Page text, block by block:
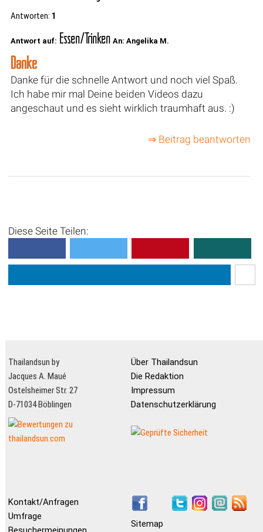
Antworten: 1
Antwort auf: Essen/Trinken An: Angelika M.
Danke
Danke für die schnelle Antwort und noch viel Spaß.
Ich habe mir mal Deine beiden Videos dazu
angeschaut und es sieht wirklich traumhaft aus. :)
⇒ Beitrag beantworten
Diese Seite Teilen:
Thailandsun by
Jacques A. Maué
Ostelsheimer Str. 27
D-71034 Böblingen
Über Thailandsun
Die Redaktion
Impressum
Datenschutzerklärung
Kontakt/Anfragen
Umfrage
Sitemap